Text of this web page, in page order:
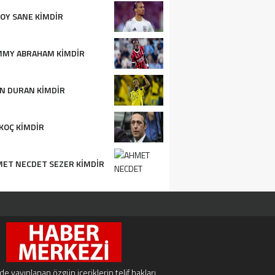
SANE KIMDIR
ABRAHAM KIMDIR
DURAN KIMDIR
KIMDIR
NECDET SEZER KIMDIR
yayınlanan özgün içeriklerin telif hakları